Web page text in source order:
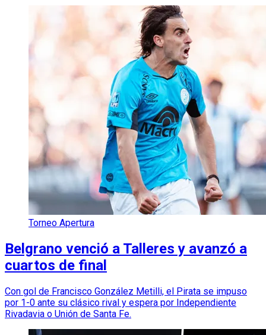
Torneo Apertura
Belgrano venció a Talleres y avanzó a
cuartos de final
Con gol de Francisco González Metilli, el Pirata se impuso
por 1-0 ante su clásico rival y espera por Independiente
Rivadavia o Unión de Santa Fe.